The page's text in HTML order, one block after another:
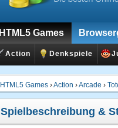
HTML5 Games
Action Denkspiele
HTML5 Games ›Action ›Arcade ›
Spielbeschreibung &